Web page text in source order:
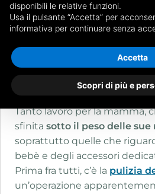
disponibili le relative funzioni.
Usa il pulsante “Accetta” per
informativa per continuare senza
Scopri di più e
Accetta
Diventare genitore significa
completamente dedicato ai
casa piena di
loro, come pannolini,ciuccie
Tanto lavoro per la mamma,
sfinita sotto il peso delle
soprattutto quelle che
bebè e degli accessori
Prima fra tutti, c’è la pulizia
un’operazione